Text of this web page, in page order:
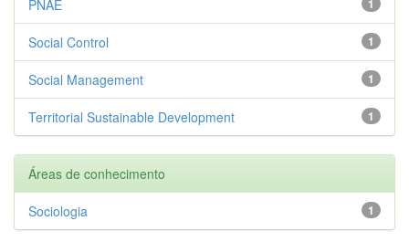
1
PNAE
1
Social Control
1
Social Management
1
Territorial Sustainable Development
Áreas de conhecimento
1
Sociologia